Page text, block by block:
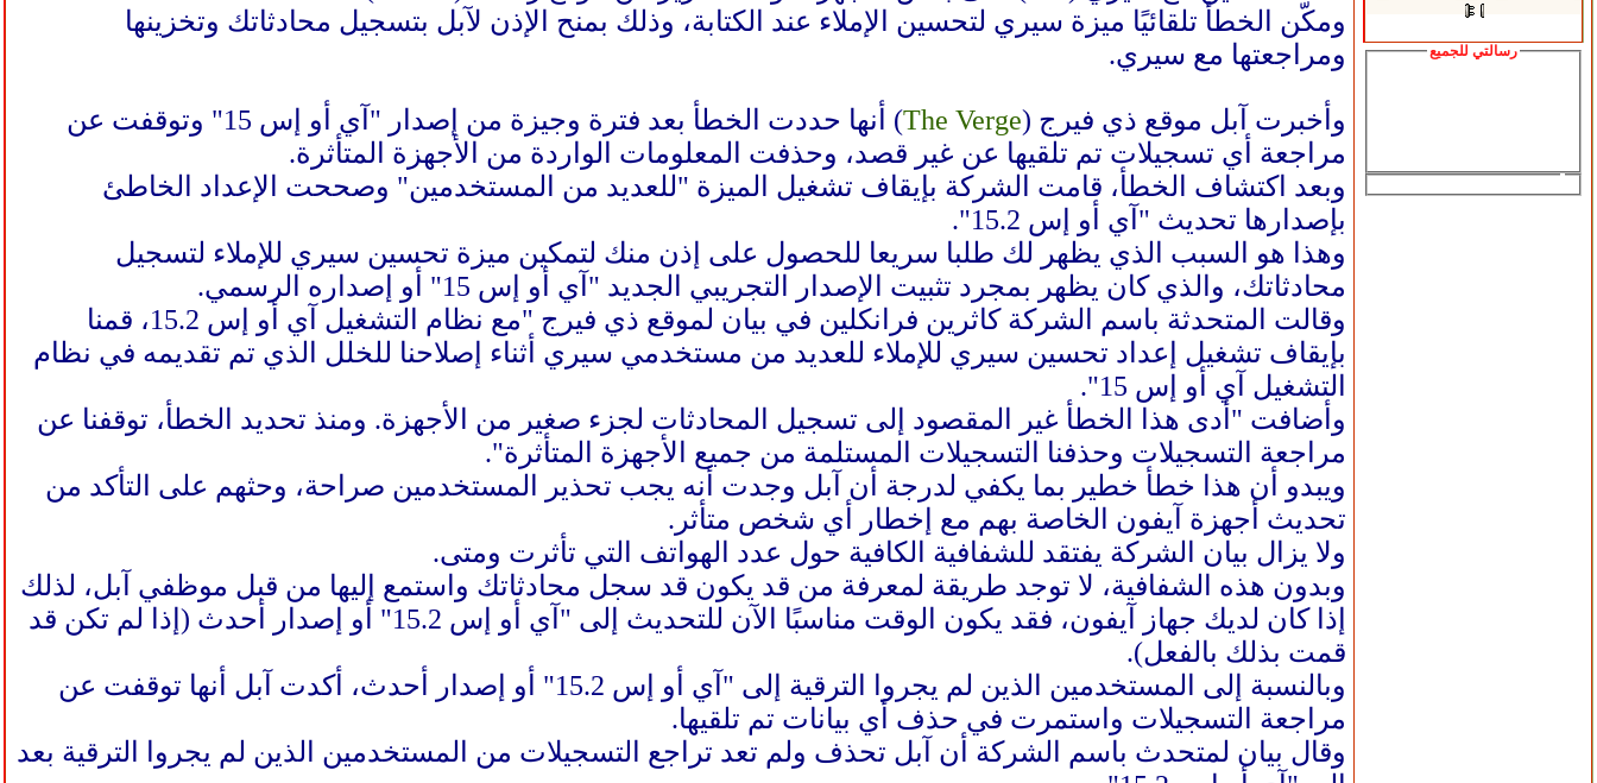
رسالتي للجميع
ومكّن الخطأ تلقائيًا ميزة سيري لتحسين الإملاء عند الكتابة، وذلك بمنح الإذن لآبل بتسجيل محادثاتك وتخزينها
ومراجعتها مع سيري.
وأخبرت آبل موقع ذي فيرج (The Verge
) أنها حددت الخطأ بعد فترة وجيزة من إصدار "آي أو إس 15" وتوقفت عن
مراجعة أي تسجيلات تم تلقيها عن غير قصد، وحذفت المعلومات الواردة من الأجهزة المتأثرة.
وبعد اكتشاف الخطأ، قامت الشركة بإيقاف تشغيل الميزة "للعديد من المستخدمين" وصححت الإعداد الخاطئ
بإصدارها تحديث "آي أو إس 15.2".
وهذا هو السبب الذي يظهر لك طلبا سريعا للحصول على إذن منك لتمكين ميزة تحسين سيري للإملاء لتسجيل
محادثاتك، والذي كان يظهر بمجرد تثبيت الإصدار التجريبي الجديد "آي أو إس 15" أو إصداره الرسمي.
وقالت المتحدثة باسم الشركة كاثرين فرانكلين في بيان لموقع ذي فيرج "مع نظام التشغيل آي أو إس 15.2، قمنا
بإيقاف تشغيل إعداد تحسين سيري للإملاء للعديد من مستخدمي سيري أثناء إصلاحنا للخلل الذي تم تقديمه في نظام
التشغيل آي أو إس 15".
وأضافت "أدى هذا الخطأ غير المقصود إلى تسجيل المحادثات لجزء صغير من الأجهزة. ومنذ تحديد الخطأ، توقفنا عن
مراجعة التسجيلات وحذفنا التسجيلات المستلمة من جميع الأجهزة المتأثرة".
ويبدو أن هذا خطأ خطير بما يكفي لدرجة أن آبل وجدت أنه يجب تحذير المستخدمين صراحة، وحثهم على التأكد من
تحديث أجهزة آيفون الخاصة بهم مع إخطار أي شخص متأثر.
ولا يزال بيان الشركة يفتقد للشفافية الكافية حول عدد الهواتف التي تأثرت ومتى.
وبدون هذه الشفافية، لا توجد طريقة لمعرفة من قد يكون قد سجل محادثاتك واستمع إليها من قبل موظفي آبل، لذلك
إذا كان لديك جهاز آيفون، فقد يكون الوقت مناسبًا الآن للتحديث إلى "آي أو إس 15.2" أو إصدار أحدث (إذا لم تكن قد
قمت بذلك بالفعل).
وبالنسبة إلى المستخدمين الذين لم يجروا الترقية إلى "آي أو إس 15.2" أو إصدار أحدث، أكدت آبل أنها توقفت عن
مراجعة التسجيلات واستمرت في حذف أي بيانات تم تلقيها.
وقال بيان لمتحدث باسم الشركة أن آبل تحذف ولم تعد تراجع التسجيلات من المستخدمين الذين لم يجروا الترقية بعد